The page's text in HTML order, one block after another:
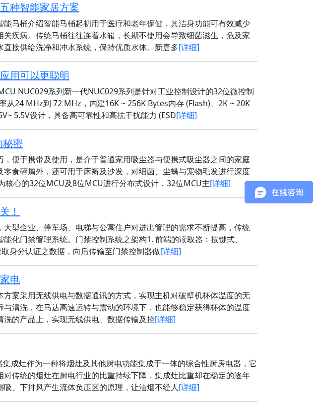
种智能家居方案
马桶介绍智能马桶起初用于医疗和老年保健，其洁身功能可有效减少
疾病。传统马桶往往连着水箱，长期不使用会导致细菌滋生，危及家
接供给洗净和冲水系统，保持优质水体。新唐多[详细]
用可以更聪明
NUC029系列新一代NUC029系列是针对工业控制设计的32位微控制
24 MHz到 72 MHz，内建16K ~ 256K Bytes内存 (Flash)、2K ~ 20K
5.5V设计，具备高可靠性和高抗干扰能力 (ESD[详细]
秘密
便于携带及使用，是介于普通家用吸尘器与便携式吸尘器之间的家庭
食碎屑外，还可用于床褥及沙发，对细菌、尘螨与宠物毛发进行深度
心的32位MCU及8位MCU进行分布式设计，32位MCU主[详细]
！
型企业、停车场、电梯与公寓住户对进出管理的需求不断提高，传统
化门禁管理系统。门禁控制系统之架构1. 前端的读取器：按键式、
身分认证之数据，向后传输至门禁控制器做[详细]
电
案采用无线供电与数据通讯的方式，实现主机对破壁机杯体温度的无
清洗，在马达高速运转与震动的环境下，也能够稳定获得杯体的温度
的产品上，实现无线供电、数据传输及控[详细]
成灶作为一种将烟灶及其他厨电功能集成于一体的综合性厨房电器，它
传统的烟灶在厨电行业的比重持续下降，集成灶比重却在稳定的逐年
、下排风产生流体负压区的原理，让油烟不经人[详细]